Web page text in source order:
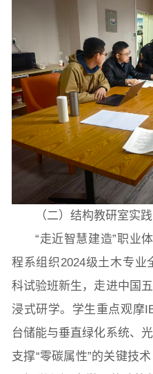
（二）结构教研室实
“走近智慧建造”职业
程系组织2024级土木专业
科试验班新生，走进中国
浸式研学。学生重点观摩
台储能与垂直绿化系统、
支撑“零碳属性”的关键技